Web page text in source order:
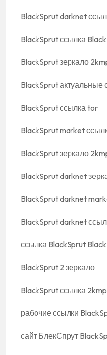
BlackSprut darknet
BlackSprut ссылка
BlackSprut зеркало
BlackSprut актуальные
BlackSprut ссылка tor
BlackSprut market
BlackSprut зеркало
BlackSprut darknet
BlackSprut darknet
BlackSprut darknet
ссылка BlackSprut
BlackSprut 2 зеркало
BlackSprut ссылка
рабочие ссылки
сайт БлекСпрут